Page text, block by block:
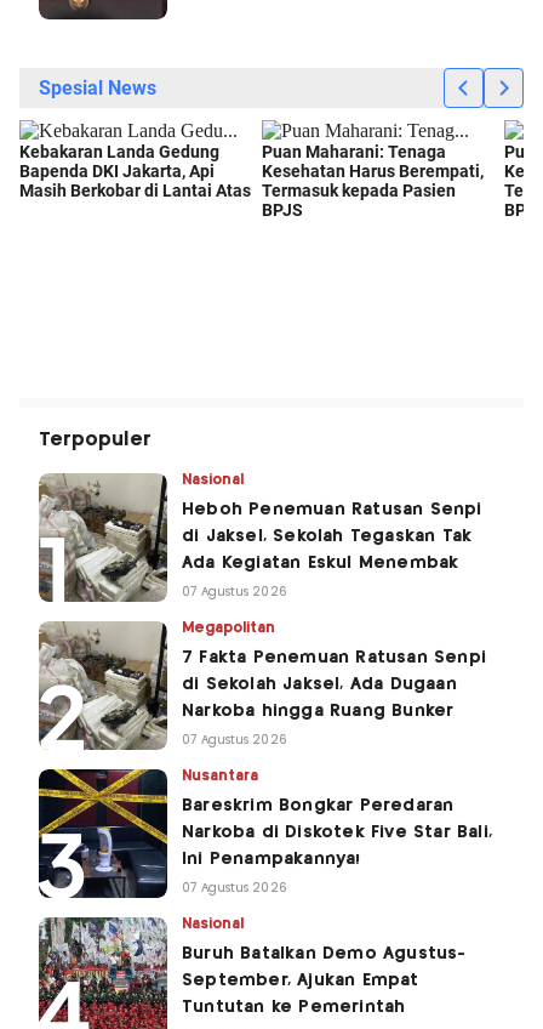
Terpopuler
Nasional
Heboh Penemuan Ratusan Senpi
di Jaksel, Sekolah Tegaskan Tak
Ada Kegiatan Eskul Menembak
07 Agustus 2026
Megapolitan
7 Fakta Penemuan Ratusan Senpi
di Sekolah Jaksel, Ada Dugaan
Narkoba hingga Ruang Bunker
07 Agustus 2026
Nusantara
Bareskrim Bongkar Peredaran
Narkoba di Diskotek Five Star Bali,
Ini Penampakannya!
07 Agustus 2026
Nasional
Buruh Batalkan Demo Agustus-
September, Ajukan Empat
Tuntutan ke Pemerintah